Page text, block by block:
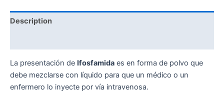
Description
La presentación de Ifosfamida es en forma de polvo que
debe mezclarse con líquido para que un médico o un
enfermero lo inyecte por vía intravenosa.